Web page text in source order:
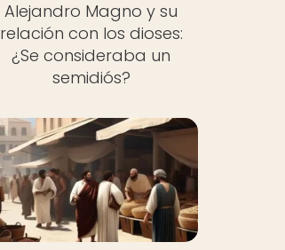
Alejandro Magno y su
relación con los dioses:
¿Se consideraba un
semidiós?